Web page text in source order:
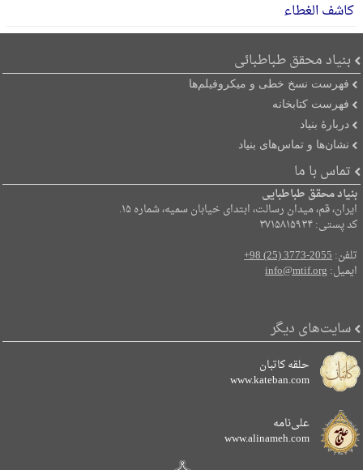
بنیاد محقق طباطبائی
فهرست نسخ خطی و میکروفیلم‌ها
فهرست کتابخانه
دربارۀ بنیاد
نشان‌ها و تماس‌های بنیاد
تماس با ما
بنیاد محقق طباطبایی
ایران، قم، میدان رسالت، ابتدای خیابان سمیه، شماره ۱۵.
کد پستی: ۳۷۱۵۸۱۵۹۳۴
تلفن:+98 (25) 3773-2055
ایمیل:info@mtif.org
سایت‌های دیگر
حلقه کاتبان
www.kateban.com
علی‌نامه
www.alinameh.com